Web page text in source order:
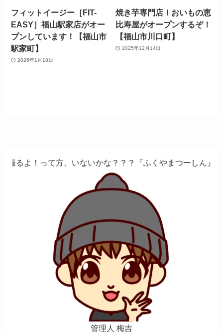
フィットイージー［FIT-
EASY］福山駅家店がオー
プンしています！【福山市
駅家町】
2026年1月18日
焼き芋専門店！おいもの恵
比寿屋がオープンするぞ！
【福山市川口町】
2025年12月14日
いないかな？？？『ふくやまつーしん』でちょっとしたバ
管理人 梅吉